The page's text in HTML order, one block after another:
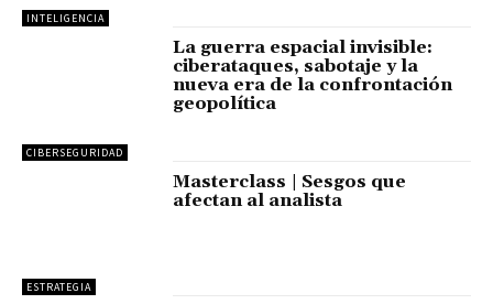
INTELIGENCIA
CIBERSEGURIDAD
La guerra espacial invisible:
ciberataques, sabotaje y la
nueva era de la confrontación
geopolítica
ESTRATEGIA
Masterclass | Sesgos que
afectan al analista